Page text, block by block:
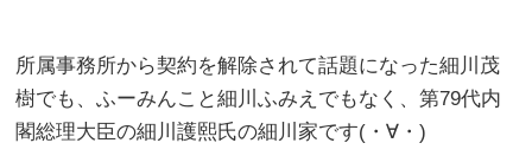
所属事務所から契約を解除されて話題になった細川茂
樹でも、ふーみんこと細川ふみえでもなく、第79代内
閣総理大臣の細川護熙氏の細川家です(・∀・)